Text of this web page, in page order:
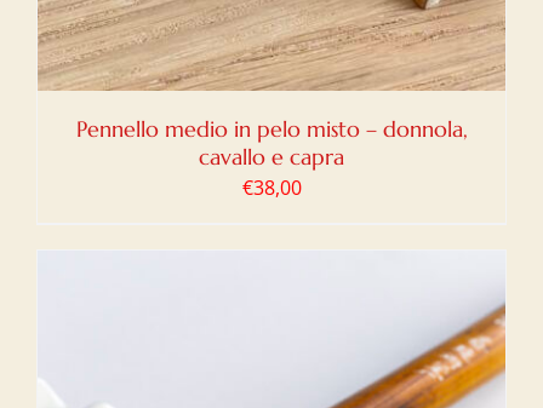
Pennello medio in pelo misto – donnola,
cavallo e capra
€38,00